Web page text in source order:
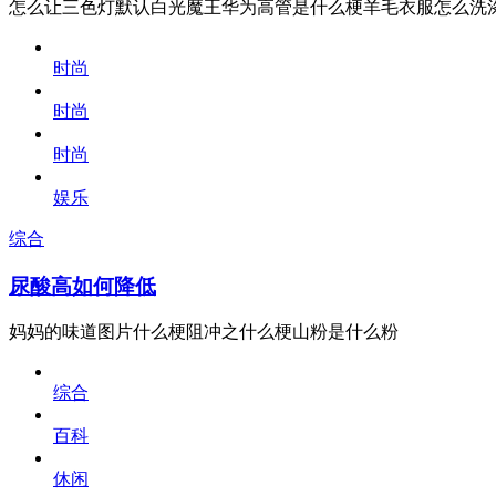
怎么让三色灯默认白光魔王华为高管是什么梗羊毛衣服怎么洗
时尚
时尚
时尚
娱乐
综合
尿酸高如何降低
妈妈的味道图片什么梗阻冲之什么梗山粉是什么粉
综合
百科
休闲